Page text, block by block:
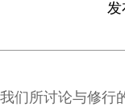
发
我们所讨论与修行